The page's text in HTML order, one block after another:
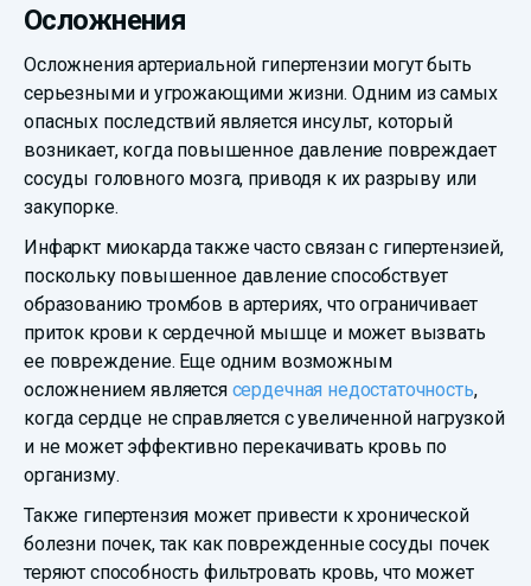
Осложнения
Осложнения артериальной гипертензии могут быть
серьезными и угрожающими жизни. Одним из самых
опасных последствий является инсульт, который
возникает, когда повышенное давление повреждает
сосуды головного мозга, приводя к их разрыву или
закупорке.
Инфаркт миокарда также часто связан с гипертензией,
поскольку повышенное давление способствует
образованию тромбов в артериях, что ограничивает
приток крови к сердечной мышце и может вызвать
ее повреждение. Еще одним возможным
осложнением является сердечная недостаточность,
когда сердце не справляется с увеличенной нагрузкой
и не может эффективно перекачивать кровь по
организму.
Также гипертензия может привести к хронической
болезни почек, так как поврежденные сосуды почек
теряют способность фильтровать кровь, что может